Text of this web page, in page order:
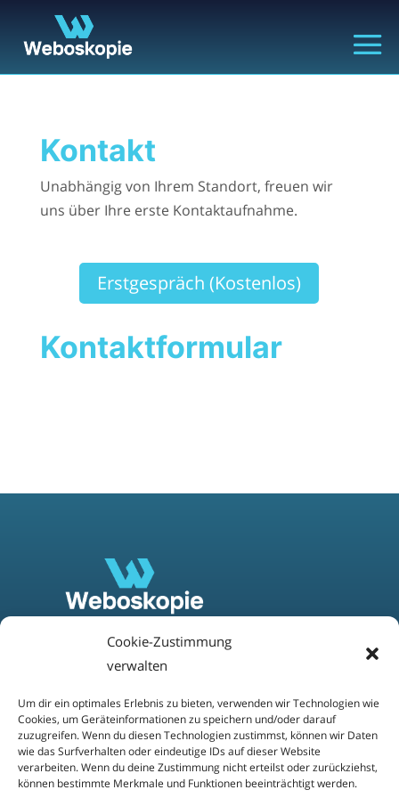
Cookie-Zustimmung
verwalten
Um dir ein optimales Erlebnis zu bieten, verwenden wir Technologien wie
Cookies, um Geräteinformationen zu speichern und/oder darauf
zuzugreifen. Wenn du diesen Technologien zustimmst, können wir Daten
wie das Surfverhalten oder eindeutige IDs auf dieser Website
verarbeiten. Wenn du deine Zustimmung nicht erteilst oder zurückziehst,
können bestimmte Merkmale und Funktionen beeinträchtigt werden.
Kontakt
Unabhängig von Ihrem Standort, freuen wir
uns über Ihre erste Kontaktaufnahme.
Erstgespräch (Kostenlos)
Kontaktformular
Weboskopie
Hindenburgstraße. 6a-10a
42853 Remscheid
Email:info@weboskopie.de